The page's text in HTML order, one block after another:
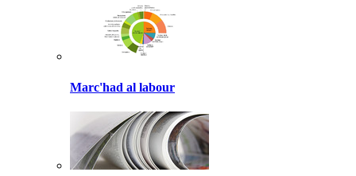
Marc'had al labour